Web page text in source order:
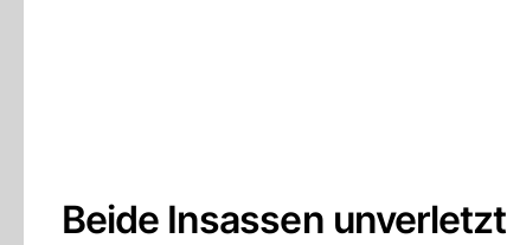
Beide Insassen unverletzt